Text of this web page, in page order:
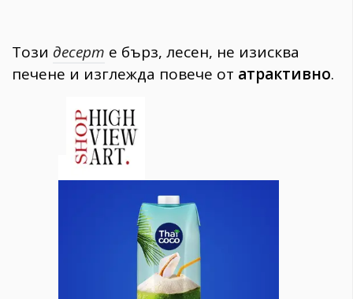
ПОСЛЕДВАЙТЕ
НИ
Този десерт e бърз, лесен, не изисква
печене и изглежда повече от атрактивно.